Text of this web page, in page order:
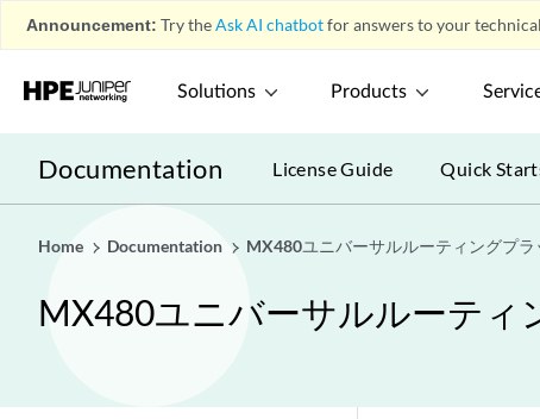
Announcement: Try theAsk AI chatbotfor answers to your
Solutions Products
Documentation License Guide Quick
Home Documentation MX480ユニバーサルルーティングプ
MX480ユニバーサルルーティ